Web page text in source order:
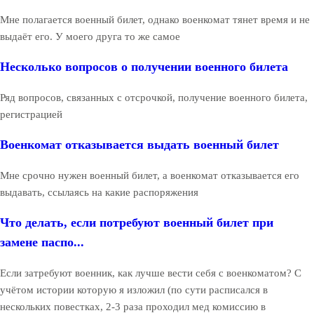
Мне полагается военный билет, однако военкомат тянет время и не
выдаёт его. У моего друга то же самое
Несколько вопросов о получении военного билета
Ряд вопросов, связанных с отсрочкой, получение военного билета,
регистрацией
Военкомат отказывается выдать военный билет
Мне срочно нужен военный билет, а военкомат отказывается его
выдавать, ссылаясь на какие распоряжения
Что делать, если потребуют военный билет при
замене паспо...
Если затребуют военник, как лучше вести себя с военкоматом? С
учётом истории которую я изложил (по сути расписался в
нескольких повестках, 2-3 раза проходил мед комиссию в